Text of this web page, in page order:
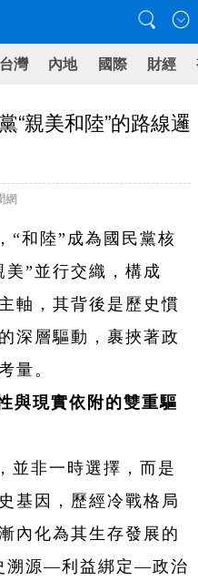
台灣 內地 國際 財經
“親美和陸”的路線邏
網
“和陸”成為國民黨核
”並行交織，構成
軸，其背後是歷史慣
深層驅動，裹挾著政
量。
與現實依附的雙重驅
並非一時選擇，而是
基因，歷經冷戰格局
內化為其生存發展的
溯源—利益綁定—政治